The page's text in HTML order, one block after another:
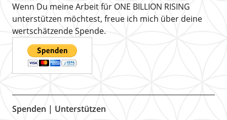
Wenn Du meine Arbeit für ONE BILLION RISING
unterstützen möchtest, freue ich mich über deine
wertschätzende Spende.
Spenden | Unterstützen